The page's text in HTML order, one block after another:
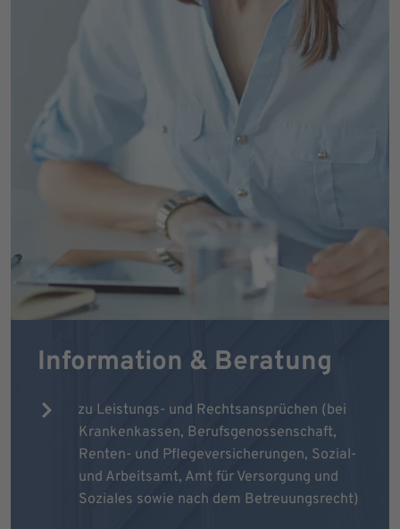
Information & Beratung
zu Leistungs- und Rechtsansprüchen (bei
Krankenkassen, Berufsgenossenschaft,
Renten- und Pflegeversicherungen, Sozial-
und Arbeitsamt, Amt für Versorgung und
Soziales sowie nach dem Betreuungsrecht)